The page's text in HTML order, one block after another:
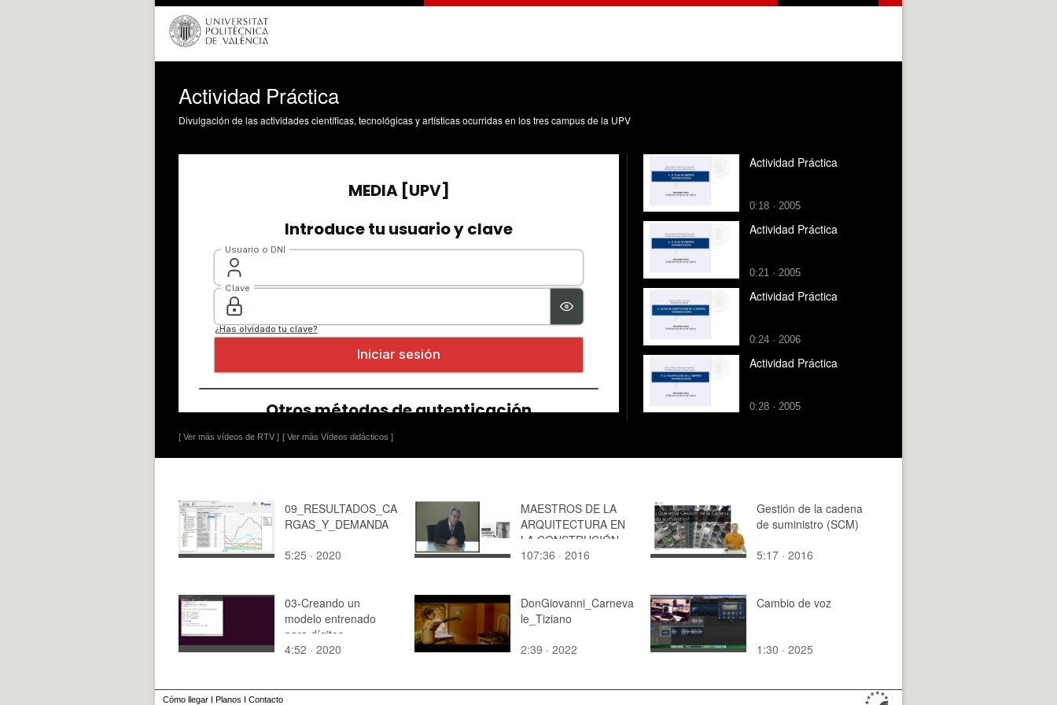
Actividad Práctica
Divulgación de las actividades científicas, tecnológicas y artísticas ocurridas en los tres campus de la UPV
[ Ver más vídeos de RTV ] [ Ver más Vídeos didácticos ]
Actividad Práctica
0:18 · 2005
Actividad Práctica
0:21 · 2005
Actividad Práctica
0:24 · 2006
Actividad Práctica
0:28 · 2005
09_RESULTADOS_CA
RGAS_Y_DEMANDA
5:25 · 2020
MAESTROS DE LA
ARQUITECTURA EN
LA CONSTRUCIÓN
DE LA VALENCIA
JORGE GARCÍA
YJUAN FCO. PÉREZ
107:36 · 2016
Gestión de la cadena
de suministro (SCM)
5:17 · 2016
03-Creando un
modelo entrenado
para dígitos
manuscritos
4:52 · 2020
DonGiovanni_Carneva
le_Tiziano
2:39 · 2022
Cambio de voz
1:30 · 2025
Cómo llegar I Planos I Contacto